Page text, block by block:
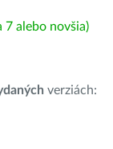
7 alebo novšia)
verziách: